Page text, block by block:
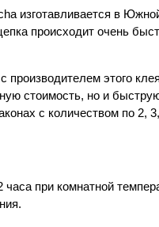
изготавливается в
происходит очень
производителем этого
стоимость, но и
с количеством по 2,
при комнатной